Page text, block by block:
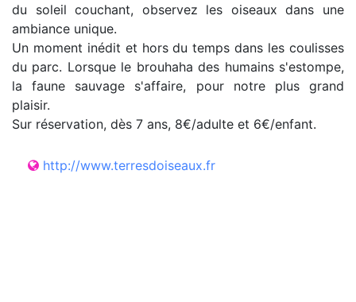
du soleil couchant, observez les oiseaux dans une
ambiance unique.
Un moment inédit et hors du temps dans les coulisses
du parc. Lorsque le brouhaha des humains s'estompe,
la faune sauvage s'affaire, pour notre plus grand
plaisir.
Sur réservation, dès 7 ans, 8€/adulte et 6€/enfant.
http://www.terresdoiseaux.fr